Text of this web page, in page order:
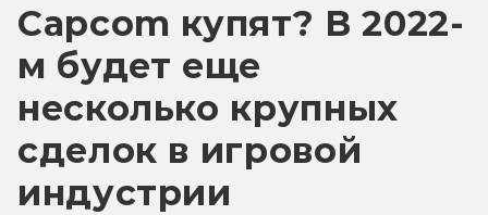
Capcom купят? В 2022-
м будет еще
несколько крупных
сделок в игровой
индустрии